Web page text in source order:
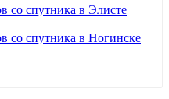
со спутника в Элисте
со спутника в Ногинске